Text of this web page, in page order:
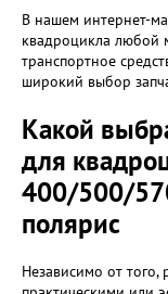
В нашем интернет-
квадроцикла любой
транспортное
широкий выбор
Какой
для
400/500/
полярис
Независимо от того,